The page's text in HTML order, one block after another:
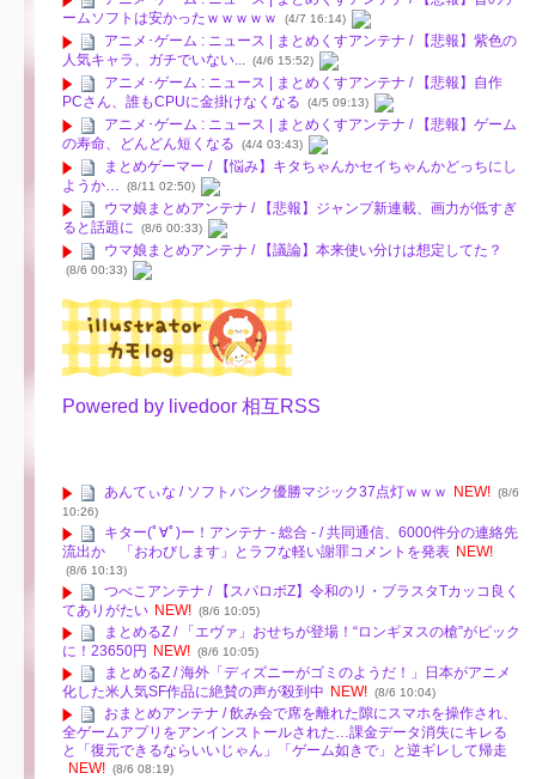
ームソフトは安かったｗｗｗｗｗ
(4/7 16:14)
アニメ･ゲーム : ニュース | まとめくすアンテナ / 【悲報】紫色の
人気キャラ、ガチでいない... (4/6 15:52)
アニメ･ゲーム : ニュース | まとめくすアンテナ / 【悲報】自作
PCさん、誰もCPUに金掛けなくなる
(4/5 09:13)
アニメ･ゲーム : ニュース | まとめくすアンテナ / 【悲報】ゲーム
の寿命、どんどん短くなる
(4/4 03:43)
まとめゲーマー / 【悩み】キタちゃんかセイちゃんかどっちにし
ようか…
(8/11 02:50)
ウマ娘まとめアンテナ / 【悲報】ジャンプ新連載、画力が低すぎ
ると話題に
(8/6 00:33)
ウマ娘まとめアンテナ / 【議論】本来使い分けは想定してた？
(8/6 00:33)
Powered by livedoor 相互RSS
あんてぃな / ソフトバンク優勝マジック37点灯ｗｗｗ NEW! (8/6
10:26)
キター(ﾟ∀ﾟ)ー！アンテナ - 総合 - / 共同通信、6000件分の連絡先
流出か 「おわびします」とラフな軽い謝罪コメントを発表 NEW!
(8/6 10:13)
つべこアンテナ / 【スパロボZ】令和のリ・ブラスタTカッコ良く
てありがたい NEW! (8/6 10:05)
まとめるZ / 「エヴァ」おせちが登場！“ロンギヌスの槍”がピック
に！23650円
NEW! (8/6 10:05)
まとめるZ / 海外「ディズニーがゴミのようだ！」日本がアニメ
化した米人気SF作品に絶賛の声が殺到中 NEW! (8/6 10:04)
おまとめアンテナ / 飲み会で席を離れた隙にスマホを操作され、
全ゲームアプリをアンインストールされた…課金データ消失にキレる
と「復元できるならいいじゃん」「ゲーム如きで」と逆ギレして帰走
NEW! (8/6 08:19)